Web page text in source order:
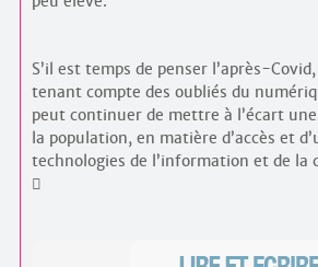
S’il est temps de penser l’après-
tenant compte des oubliés du
peut continuer de mettre à l’écart
la population, en matière d’accès et
technologies de l’information et de la
